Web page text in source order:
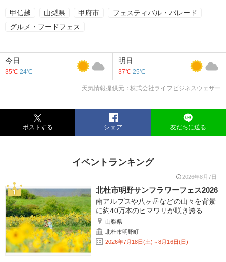
甲信越 山梨県 甲府市
フェスティバル・パレード
グルメ・フードフェス
今日
35℃ 24℃
明日
37℃ 25℃
天気情報提供元：株式会社ライフビジネスウェザー
ポストする シェア 友だちに送る
イベントランキング
2026年8月7日
北杜市明野サンフラワーフェス2026
南アルプスや八ヶ岳などの山々を背景
に約40万本のヒマワリが咲き誇る
山梨県
北杜市明野町
2026年7月18日(土)～8月16日(日)